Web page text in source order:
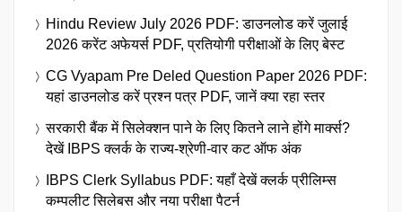
Hindu Review July 2026 PDF: डाउनलोड करें जुलाई
2026 करेंट अफेयर्स PDF, प्रतियोगी परीक्षाओं के लिए बेस्ट
CG Vyapam Pre Deled Question Paper 2026 PDF:
यहां डाउनलोड करें प्रश्न पत्र PDF, जानें क्या रहा स्तर
सरकारी बैंक में सिलेक्शन पाने के लिए कितने लाने होंगे मार्क्स?
देखें IBPS क्लर्क के राज्य-श्रेणी-वार कट ऑफ अंक
IBPS Clerk Syllabus PDF: यहाँ देखें क्लर्क प्रीलिम्स
कम्पलीट सिलेबस और नया परीक्षा पैटर्न